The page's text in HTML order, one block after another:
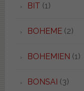
BIT (1)
BOHEME(2)
BOHEMIEN (1)
BONSAI (3)